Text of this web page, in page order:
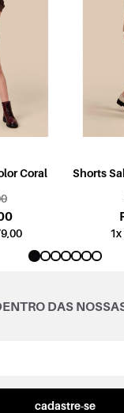
Coral
Shorts
1x
DAS
cadastre-se